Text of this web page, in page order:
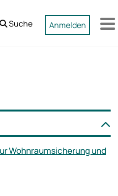
Suche Anmelden
Wohnraumsicherung und